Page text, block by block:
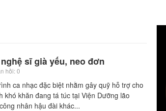
sĩ già yếu, neo đơn
hồi: 0
ca nhạc đặc biệt nhằm gây quỹ hỗ trợ cho
khăn đang tá túc tại Viện Dưỡng lão
nhân hậu đài khác...